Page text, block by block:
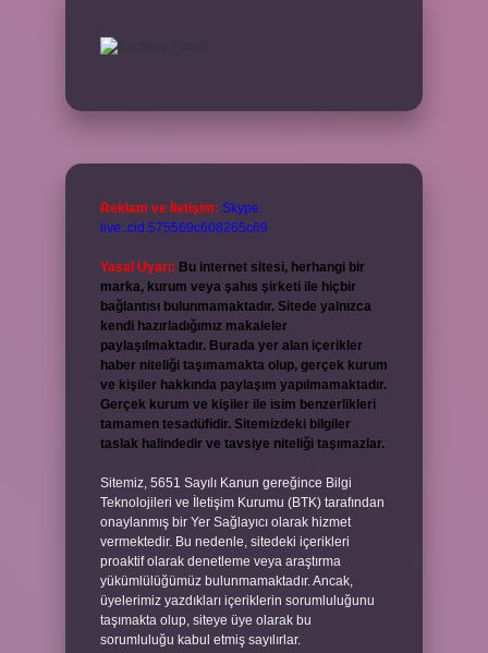
Reklam ve İletişim: Skype:
live:.cid.575569c608265c69
Yasal Uyarı: Bu internet sitesi, herhangi bir
marka, kurum veya şahıs şirketi ile hiçbir
bağlantısı bulunmamaktadır. Sitede yalnızca
kendi hazırladığımız makaleler
paylaşılmaktadır. Burada yer alan içerikler
haber niteliği taşımamakta olup, gerçek kurum
ve kişiler hakkında paylaşım yapılmamaktadır.
Gerçek kurum ve kişiler ile isim benzerlikleri
tamamen tesadüfidir. Sitemizdeki bilgiler
taslak halindedir ve tavsiye niteliği taşımazlar.
Sitemiz, 5651 Sayılı Kanun gereğince Bilgi
Teknolojileri ve İletişim Kurumu (BTK) tarafından
onaylanmış bir Yer Sağlayıcı olarak hizmet
vermektedir. Bu nedenle, sitedeki içerikleri
proaktif olarak denetleme veya araştırma
yükümlülüğümüz bulunmamaktadır. Ancak,
üyelerimiz yazdıkları içeriklerin sorumluluğunu
taşımakta olup, siteye üye olarak bu
sorumluluğu kabul etmiş sayılırlar.